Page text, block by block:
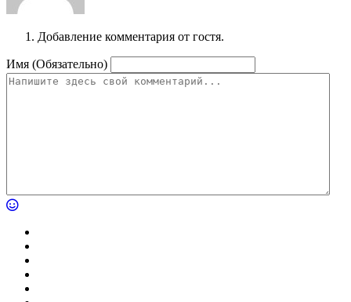
Добавление комментария от гостя.
Имя (Обязательно)